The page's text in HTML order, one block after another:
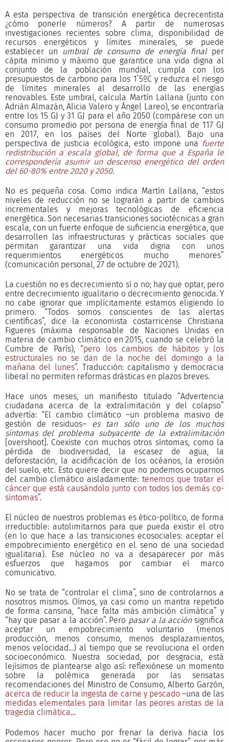
A esta perspectiva de transición energética decrecentista
¿cómo ponerle números? A partir de numerosas
investigaciones recientes sobre clima, disponibilidad de
recursos energéticos y límites minerales, se puede
establecer un
umbral de consumo de energía finalper
cápita mínimo y máximo que garantice una vida digna al
conjunto de la población mundial, cumpla con los
presupuestos de carbono para los 1’5ºC y reduzca el riesgo
de límites minerales al desarrollo de las energías
renovables. Este umbral, calcula Martín Lallana (junto con
Adrián Almazán, Alicia Valero y Ángel Lareo), se encontraría
entre los 15 GJ y 31 GJ para el año 2050 (compárese con un
consumo promedio por persona de energía final de 117 GJ
en 2017, en los países del Norte global). Bajo una
perspectiva de justicia ecológica, esto impone una fuerte
redistribución a escala global, de forma que a España le
correspondería asumir un descenso energético del orden
del 60-80% entre 2020 y 2050.
No es pequeña cosa. Como indica Martín Lallana, “estos
niveles de reducción no se lograrán a partir de cambios
incrementales y mejoras tecnológicas de eficiencia
energética. Son necesarias transiciones sociotécnicas a gran
escala, con un fuerte enfoque de suficiencia energética, que
desarrollen las infraestructuras y prácticas sociales que
permitan garantizar una vida digna con unos
requerimientos energéticos mucho menores”
(comunicación personal, 27 de octubre de 2021).
La cuestión no es decrecimiento sí o no; hay que optar, pero
entre decrecimiento igualitario o decrecimiento genocida. Y
no cabe ignorar que implícitamente estamos eligiendo lo
primero. “Todos somos conscientes de las alertas
científicas”, dice la economista costarricense Christiana
Figueres (máxima responsable de Naciones Unidas en
materia de cambio climático en 2015, cuando se celebró la
Cumbre de París), “pero los cambios de hábitos y los
estructurales no se dan de la noche del domingo a la
mañana del lunes”. Traducción: capitalismo y democracia
liberal no permiten reformas drásticas en plazos breves.
Hace unos meses, un manifiesto titulado “Advertencia
ciudadana acerca de la extralimitación y del colapso”
advertía: “El cambio climático –un problema masivo de
gestión de residuos– es tan sólo uno de los muchos
síntomas del problema subyacente de la extralimitación
[overshoot]. Coexiste con muchos otros síntomas, como la
pérdida de biodiversidad, la escasez de agua, la
deforestación, la acidificación de los océanos, la erosión
del suelo, etc. Esto quiere decir que no podemos ocuparnos
del cambio climático aisladamente: tenemos que tratar el
cáncer que está causándolo junto con todos los demás co-
síntomas”.
El núcleo de nuestros problemas es ético-político, de forma
irreductible: autolimitarnos para que pueda existir el otro
(en lo que hace a las transiciones ecosociales: aceptar el
empobrecimiento energético en el seno de una sociedad
igualitaria). Ese núcleo no va a desaparecer por más
esfuerzos que hagamos por cambiar el marco
comunicativo.
No se trata de “controlar el clima”, sino de controlarnos a
nosotros mismos. Oímos, ya casi como un mantra repetido
de forma cansina, “hace falta más ambición climática” y
“hay que pasar a la acción”. Pero pasar a la acciónsignifica
aceptar un empobrecimiento voluntario (menos
producción, menos consumo, menos desplazamientos,
menos velocidad…) al tiempo que se revoluciona el orden
socioeconómico. Nuestra sociedad, por desgracia, está
lejísimos de plantearse algo así: reflexiónese un momento
sobre la polémica generada por las sensatas
recomendaciones del Ministro de Consumo, Alberto Garzón,
acerca de reducir la ingesta de carne y pescado –una de las
medidas elementales para limitar las peores aristas de la
tragedia climática…
Podemos hacer mucho por frenar la deriva hacia los